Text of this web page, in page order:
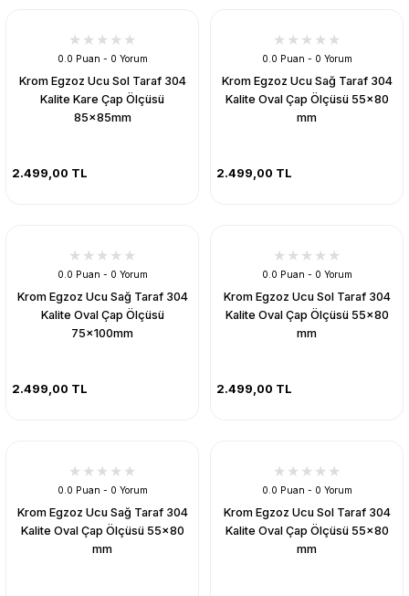
0.0 Puan - 0 Yorum
Krom Egzoz Ucu Sol Taraf 304
Kalite Kare Çap Ölçüsü
85x85mm
2.499,00 TL
0.0 Puan - 0 Yorum
Krom Egzoz Ucu Sağ Taraf 304
Kalite Oval Çap Ölçüsü 55x80
mm
2.499,00 TL
0.0 Puan - 0 Yorum
Krom Egzoz Ucu Sağ Taraf 304
Kalite Oval Çap Ölçüsü
75x100mm
2.499,00 TL
0.0 Puan - 0 Yorum
Krom Egzoz Ucu Sol Taraf 304
Kalite Oval Çap Ölçüsü 55x80
mm
2.499,00 TL
0.0 Puan - 0 Yorum
Krom Egzoz Ucu Sağ Taraf 304
Kalite Oval Çap Ölçüsü 55x80
mm
0.0 Puan - 0 Yorum
Krom Egzoz Ucu Sol Taraf 304
Kalite Oval Çap Ölçüsü 55x80
mm